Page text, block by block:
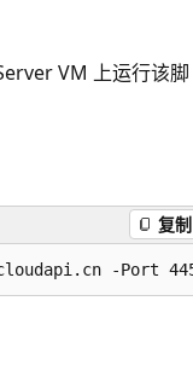
VM 上运行该脚
复制